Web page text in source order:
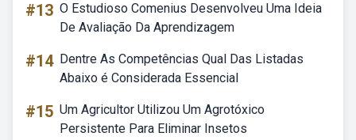
#13 O Estudioso Comenius Desenvolveu Uma Ideia
De Avaliação Da Aprendizagem
#14 Dentre As Competências Qual Das Listadas
Abaixo é Considerada Essencial
#15 Um Agricultor Utilizou Um Agrotóxico
Persistente Para Eliminar Insetos